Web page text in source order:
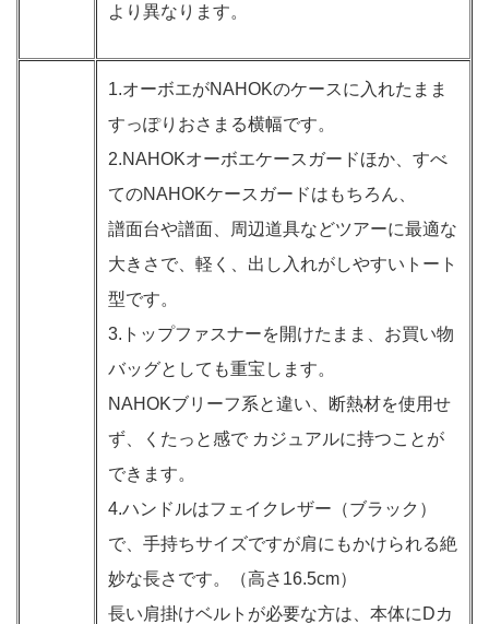
より異なります。
1.オーボエがNAHOKのケースに入れたまま
すっぽりおさまる横幅です。
2.NAHOKオーボエケースガードほか、すべ
てのNAHOKケースガードはもちろん、
譜面台や譜面、周辺道具などツアーに最適な
大きさで、軽く、出し入れがしやすいトート
型です。
3.トップファスナーを開けたまま、お買い物
バッグとしても重宝します。
NAHOKブリーフ系と違い、断熱材を使用せ
ず、くたっと感で カジュアルに持つことが
できます。
4.ハンドルはフェイクレザー（ブラック）
で、手持ちサイズですが肩にもかけられる絶
妙な長さです。（高さ16.5cm）
長い肩掛けベルトが必要な方は、本体にDカ